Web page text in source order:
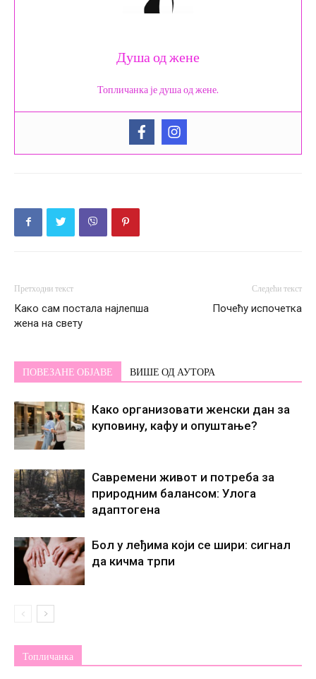
Душа од жене
Топличанка је душа од жене.
Претходни текст
Како сам постала најлепша
жена на свету
Следећи текст
Почећу испочетка
ПОВЕЗАНЕ ОБЈАВЕ ВИШЕ ОД АУТОРА
Како организовати женски дан за
куповину, кафу и опуштање?
Савремени живот и потреба за
природним балансом: Улога
адаптогена
Бол у леђима који се шири: сигнал
да кичма трпи
Топличанка